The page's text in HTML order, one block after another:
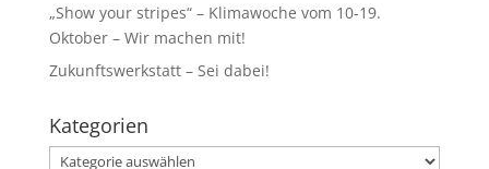
„Show your stripes“ – Klimawoche vom 10-19.
Oktober – Wir machen mit!
Zukunftswerkstatt – Sei dabei!
Kategorien
Kategorien